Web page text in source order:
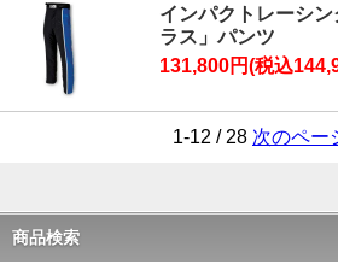
インパクトレーシ
ラス」パンツ
131,800円(税込
1-12 / 28 次のペー
商品検索